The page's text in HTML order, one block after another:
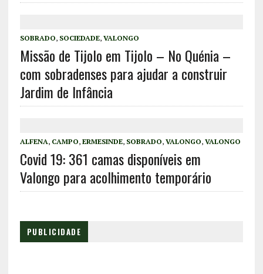
SOBRADO, SOCIEDADE, VALONGO
Missão de Tijolo em Tijolo – No Quénia –
com sobradenses para ajudar a construir
Jardim de Infância
ALFENA, CAMPO, ERMESINDE, SOBRADO, VALONGO, VALONGO
Covid 19: 361 camas disponíveis em
Valongo para acolhimento temporário
PUBLICIDADE